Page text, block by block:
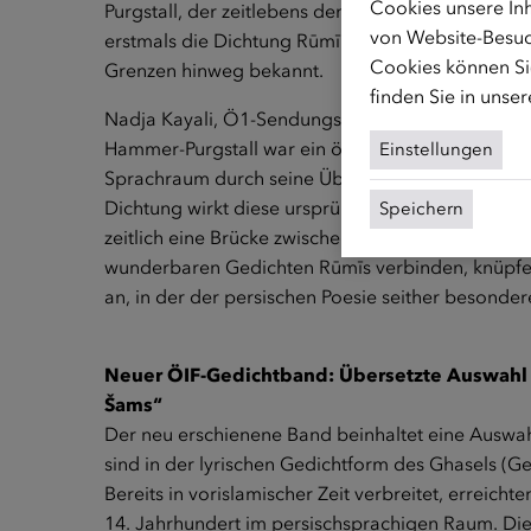
Purgstall, der zeitlebens den Orient bereist hat
erstmals die Dichtung Rūmī im
Grenzen hinweg bekannt.
Nadja Kayali, Ö1-Sendungsgestalterin und
Hammer-Purgstall war ein österreichischer
Sprachraum durch seine Übersetzungen für die
Dichtung wirkt diese ursprüngliche
zeitlich eine Brücke zwischen dem Mittelalter
wunderbaren Gedichten Rūmīs verbinden,
an, in der der persischen Poesie seither
Neuer ÖIF-Gedichtband: Übersetzte
Šams“
Der neu erschienene Band beinhaltet eine
sind in der lyrischen Gedichtform des Ghasels
Bereits in vorislamischer Zeit verbreitet,
14. Jahrhundert im persischsprachigen Raum.
Cookies unsere
von Website-
Cookies können
finden Sie in
Einstellungen
Speichern